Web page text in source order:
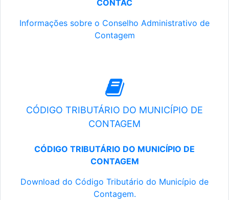
CONTAC
Informações sobre o Conselho Administrativo de
Contagem
CÓDIGO TRIBUTÁRIO DO MUNICÍPIO DE
CONTAGEM
CÓDIGO TRIBUTÁRIO DO MUNICÍPIO DE
CONTAGEM
Download do Código Tributário do Município de
Contagem.